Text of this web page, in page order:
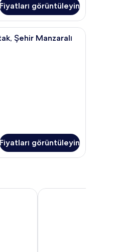
Fiyatları görüntüleyin
2 Büyük (Queen) Boy Yatak, Şehir
Şehir Manzaralı
Fiyatları görüntüleyin
HYATTANANTI AT